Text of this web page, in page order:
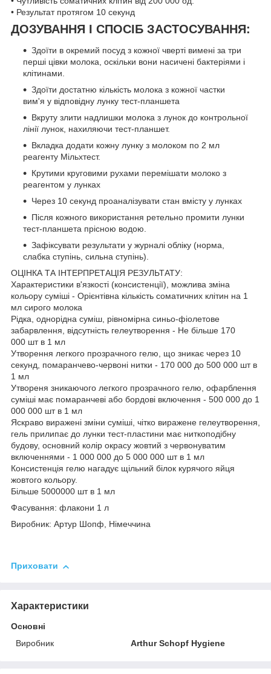
• Результат протягом 10 секунд
ДОЗУВАННЯ І СПОСІБ ЗАСТОСУВАННЯ:
Здоїти в окремий посуд з кожної чверті вимені за три
перші цівки молока, оскільки вони насичені бактеріями і
клітинами.
Здоїти достатню кількість молока з кожної частки
вим'я у відповідну лунку тест-планшета
Вкруту злити надлишки молока з лунок до контрольної
лінії лунок, нахиляючи тест-планшет.
Вкладка додати кожну лунку з молоком по 2 мл
реагенту Мільхтест.
Крутими круговими рухами перемішати молоко з
реагентом у лунках
Через 10 секунд проаналізувати стан вмісту у лунках
Після кожного використання ретельно промити лунки
тест-планшета прісною водою.
Зафіксувати результати у журналі обліку (норма,
слабка ступінь, сильна ступінь).
ОЦІНКА ТА ІНТЕРПРЕТАЦІЯ РЕЗУЛЬТАТУ:
Характеристики в'язкості (консистенції), можлива зміна
кольору суміші - Орієнтівна кількість соматичних клітин на 1
мл сирого молока
Рідка, однорідна суміш, рівномірна синьо-фіолетове
забарвлення, відсутність гелеутворення - Не більше 170
000 шт в 1 мл
Утворення легкого прозрачного гелю, що зникає через 10
секунд, помаранчево-червоні нитки - 170 000 до 500 000 шт в
1 мл
Утвореня зникаючого легкого прозрачного гелю, офарблення
суміші має помаранчеві або бордові включення - 500 000 до 1
000 000 шт в 1 мл
Яскраво виражені зміни суміші, чітко виражене гелеутворення,
гель прилипає до лунки тест-пластини має ниткоподібну
будову, основний колір окрасу жовтий з червонуватим
включеннями - 1 000 000 до 5 000 000 шт в 1 мл
Консистенція гелю нагадує щільний білок курячого яйця
жовтого кольору.
Більше 5000000 шт в 1 мл
Фасування: флакони 1 л
Виробник: Артур Шопф, Німеччина
Приховати
Характеристики
Основні
Виробник
Arthur Schopf Hygiene